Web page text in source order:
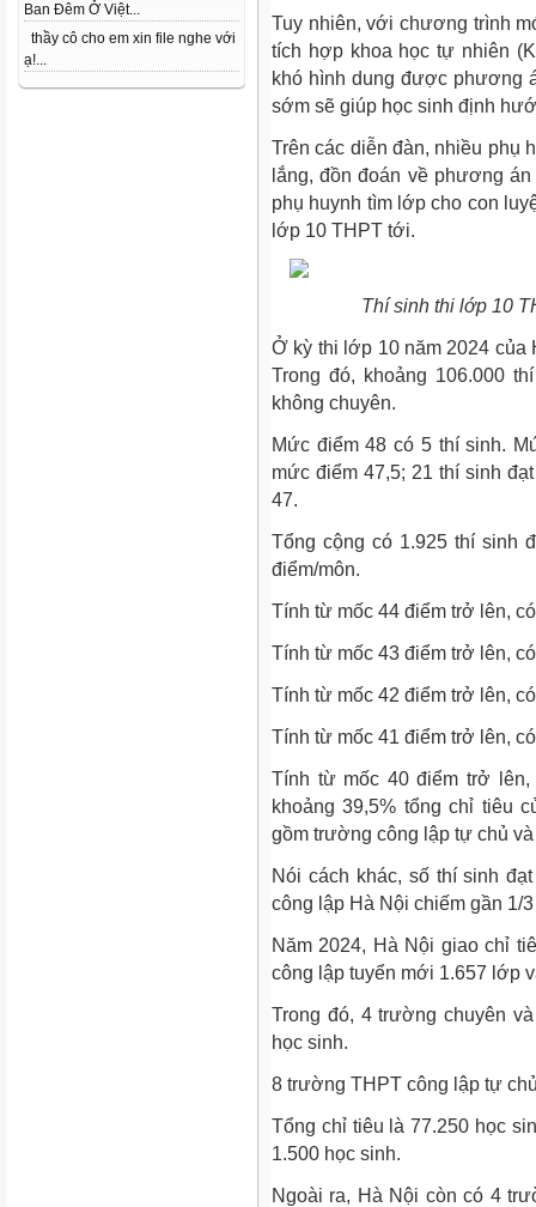
Ban Đêm Ở Việt...
thầy cô cho em xin file nghe với
ạ!...
Tuy nhiên, với chương trình
tích hợp khoa học tự nhiên
khó hình dung được phương
sớm sẽ giúp học sinh định
Trên các diễn đàn, nhiều phụ
lắng, đồn đoán về phương
phụ huynh tìm lớp cho con
lớp 10 THPT tới.
Thí sinh thi lớp 10
Ở kỳ thi lớp 10 năm 2024 của
Trong đó, khoảng 106.000
không chuyên.
Mức điểm 48 có 5 thí sinh.
mức điểm 47,5; 21 thí sinh
47.
Tổng cộng có 1.925 thí sinh
điểm/môn.
Tính từ mốc 44 điểm trở lên,
Tính từ mốc 43 điểm trở lên,
Tính từ mốc 42 điểm trở lên,
Tính từ mốc 41 điểm trở lên,
Tính từ mốc 40 điểm trở
khoảng 39,5% tổng chỉ tiêu
gồm trường công lập tự chủ
Nói cách khác, số thí sinh
công lập Hà Nội chiếm gần 1/
Năm 2024, Hà Nội giao chỉ
công lập tuyển mới 1.657 lớp
Trong đó, 4 trường chuyên
học sinh.
8 trường THPT công lập tự
Tổng chỉ tiêu là 77.250 học
1.500 học sinh.
Ngoài ra, Hà Nội còn có 4